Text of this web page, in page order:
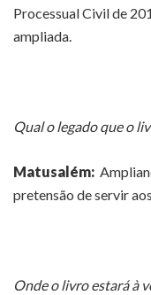
Processual Civil de
ampliada.
Qual o legado que o
Matusalém:
pretensão de servir
Onde o livro estará à